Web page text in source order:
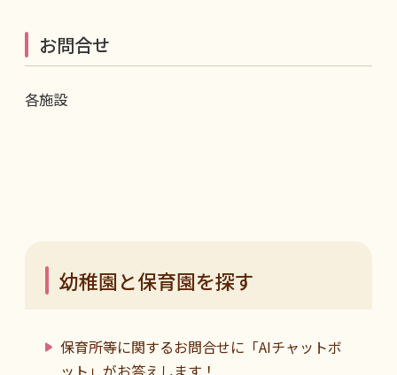
お問合せ
各施設
幼稚園と保育園を探す
保育所等に関するお問合せに「AIチャットボ
ット」がお答えします！